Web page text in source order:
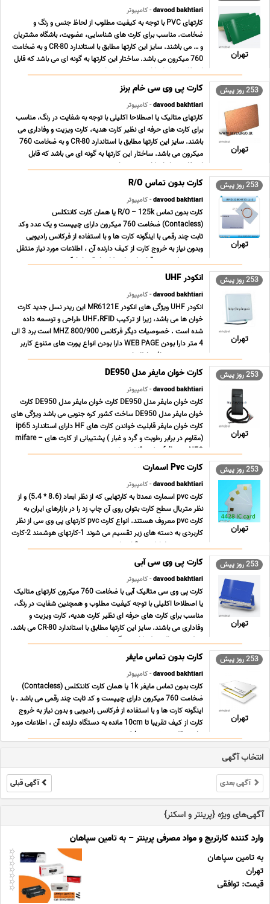
تهران
davood bakhtiari- کامپیوتر
کارتهای PVC با توجه به کیفیت مطلوب از لحاظ جنس و رنگ و
ضخامت. مناسب برای کارت های شناسایی، عضویت، باشگاه مشتریان
و … می باشند. سایز این کارتها مطابق با استاندارد CR-80 و به ضخامت
760 میکرون می باشد. ساختار این کارتها به گونه ای می باشد که قابل
استفاده در انواع کارت پرینترهای چاپ ... ...
253 روز پیش
تهران
کارت پی وی سی خام برنز
davood bakhtiari- کامپیوتر
کارتهای متالیک یا اصطلاحا اکلیلی با توجه به شفایت در رنگ، مناسب
برای کارت های حرفه ای نظیر کارت هدیه، کارت ویزیت و وفاداری می
باشند. سایز این کارتها مطابق با استاندارد CR-80 و به ضخامت 760
میکرون می باشد. ساختار این کارتها به گونه ای می باشد که قابل
استفاده در انواع کارت پرینترها ... ...
253 روز پیش
تهران
کارت بدون تماس R/O
davood bakhtiari- کامپیوتر
کارت بدون تماس R/O – 125k یا همان کارت کانتکلس
(Contacless) ضخامت 760 میکرون دارای چیپست و یک عدد وکد
ثابت چند رقمی با اینگونه کارت ها و با استفاده از فرکانس رادیویی
وبدون نیاز به خروج کارت از کیف دارنده آن ، اطلاعات مورد نیاز منتقل
می شود که حدود قرار دادن این کارتها تقریبا تا 1 ... ...
253 روز پیش
تهران
انکودر UHF
davood bakhtiari- کامپیوتر
انکودر UHF ویژگی های انکودر MR6121E این ریدر نسل جدید کارت
خوان ها می باشد، زیرا از ترکیب UHF،RFID طراحی و توسعه داده
شده است . خصوصیات دیگر فرکانس 800/900 MHZ است برد 3 الی
4 متر دارا بودن WEB PAGE دارا بودن انواع پورت های متنوع کاربر
پسند جهت دریافت اطلاعات بیشتر و تهیه محص ... ...
253 روز پیش
تهران
کارت خوان مایفر مدل DE950
davood bakhtiari- کامپیوتر
کارت خوان مایفر مدل DE950 کارت خوان مایفر مدل DE950 کارت
خوان مایفر مدل DE950 ساخت کشور کره جنوبی می باشد ویژگی های
کارت خوان مایفر قابلیت خواندن کارت های HF دارای استاندارد ip65
(مقاوم در برابر رطوبت و گرد و غبار ) پشتیبانی از کارت های mifare –
felica – NFC و غیره قابل حمل و سب ... ...
253 روز پیش
تهران
کارت Pvc اسمارت
davood bakhtiari- کامپیوتر
کارت pvc اسمارت عمدتا به کارتهایی که از نظر ابعاد (8.6 * 5.4) و از
نظر متریال سطح کارت بتوان روی آن چاپ زد را در بازارهای ایران به
کارت pvc معروف هستند. انواع کارت pvc کارتهای پی وی سی از نظر
کاربردی به دسته های زیر تقسیم می شوند 1-کارتهای هوشمند 2-کارت
پی وی سی مغناطیسی 3-اسمارت ... ...
253 روز پیش
تهران
کارت پی وی سی آبی
davood bakhtiari- کامپیوتر
کارت پی وی سی متالیک آبی با ضخامت 760 میکرون کارتهای متالیک
یا اصطلاحا اکلیلی با توجه کیفیت مطلوب و همچنین شفایت در رنگ،
مناسب برای کارت های حرفه ای نظیر کارت هدیه، کارت ویزیت و
وفاداری می باشند. سایز این کارتها مطابق با استاندارد CR-80 می باشد.
سطح و متریال سطح کارت به گونه ای م ... ...
253 روز پیش
تهران
کارت بدون تماس مایفر
davood bakhtiari- کامپیوتر
کارت بدون تماس مایفر 1k یا همان کارت کانتکلس (Contacless)
ضخامت 760 میکرون دارای چیپست و کد ثابت چند رقمی می باشد . با
اینگونه کارت ها و با استفاده از فرکانس رادیویی و بدون نیاز به خروج
کارت از کیف تقریبا تا 10cm مانده به دستگاه دارنده آن ، اطلاعات مورد
نیاز منتقل می شود . در فنآ ... ...
انتخاب آگهی
آگهی بعدی آگهی قبلی
آگهی‌های ویژه {پرینتر و اسکنر}
وارد کننده کارتریج و مواد مصرفی پرینتر – به تامین سپاهان
به تامین سپاهان
تهران
قیمت: توافقی